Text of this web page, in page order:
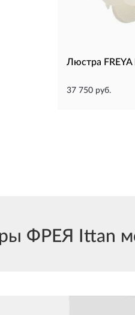
Люстра FREYA
37 750 руб.
ФРЕЯ Ittan